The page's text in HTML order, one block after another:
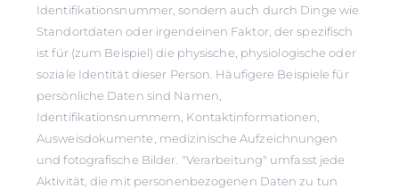
Identifikationsnummer, sondern auch durch Dinge wie
Standortdaten oder irgendeinen Faktor, der spezifisch
ist für (zum Beispiel) die physische, physiologische oder
soziale Identität dieser Person. Häufigere Beispiele für
persönliche Daten sind Namen,
Identifikationsnummern, Kontaktinformationen,
Ausweisdokumente, medizinische Aufzeichnungen
und fotografische Bilder. "Verarbeitung" umfasst jede
Aktivität, die mit personenbezogenen Daten zu tun